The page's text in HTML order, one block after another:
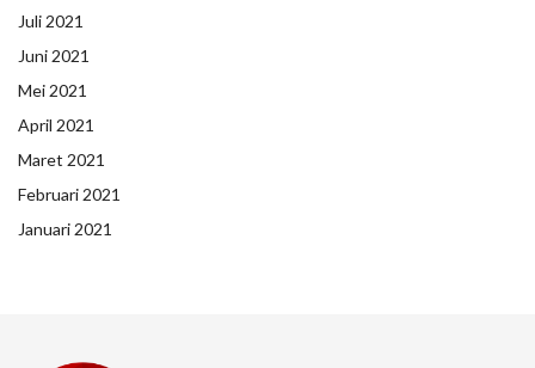
Juli 2021
Juni 2021
Mei 2021
April 2021
Maret 2021
Februari 2021
Januari 2021